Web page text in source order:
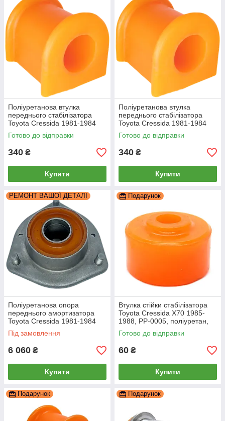
Поліуретанова втулка
переднього стабілізатора
Toyota Cressida 1981-1984
2.4L
Готово до відправки
340 ₴
Купити
Поліуретанова втулка
переднього стабілізатора
Toyota Cressida 1981-1984
1,8L
Готово до відправки
340 ₴
Купити
РЕМОНТ ВАШОЇ ДЕТАЛІ
Поліуретанова опора
переднього амортизатора
Toyota Cressida 1981-1984
РЕКОНСТРУКЦІЯ ВАШОЇ
Під замовлення
6 060 ₴
Купити
Подарунок
Втулка стійки стабілізатора
Toyota Cressida X70 1985-
1988, PP-0005, поліуретан,
PolyPro
Готово до відправки
60 ₴
Купити
Подарунок Подарунок